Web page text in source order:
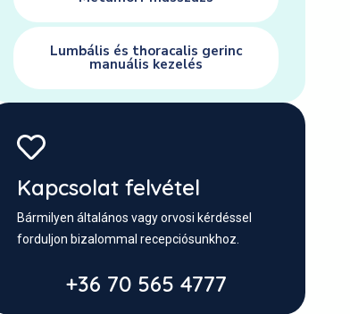
Lumbális és thoracalis gerinc
manuális kezelés
Kapcsolat felvétel
Bármilyen általános vagy orvosi kérdéssel
forduljon bizalommal recepciósunkhoz.
+36 70 565 4777